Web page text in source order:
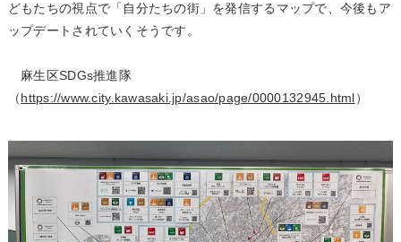
どもたちの視点で「自分たちの街」を発信するマップで、今後もア
ップデートされていくそうです。
麻生区SDGs推進隊
（https://www.city.kawasaki.jp/asao/page/0000132945.html）